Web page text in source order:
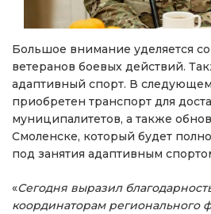
Большое внимание уделяется
ветеранов боевых действий.
адаптивный спорт. В
приобретен транспорт для
муниципалитетов, а также
Смоленске, который будет
под занятия адаптивным
«Сегодня выразил
координаторам регионального